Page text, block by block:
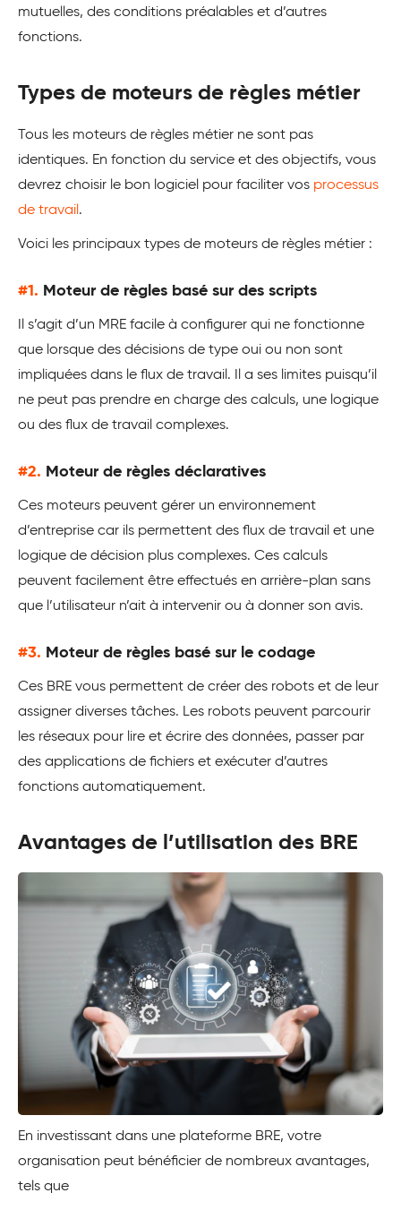
mutuelles, des conditions préalables et d’autres
fonctions.
Types de moteurs de règles métier
Tous les moteurs de règles métier ne sont pas
identiques. En fonction du service et des objectifs, vous
devrez choisir le bon logiciel pour faciliter vos processus
de travail .
Voici les principaux types de moteurs de règles métier :
#1. Moteur de règles basé sur des scripts
Il s’agit d’un MRE facile à configurer qui ne fonctionne
que lorsque des décisions de type oui ou non sont
impliquées dans le flux de travail. Il a ses limites puisqu’il
ne peut pas prendre en charge des calculs, une logique
ou des flux de travail complexes.
#2. Moteur de règles déclaratives
Ces moteurs peuvent gérer un environnement
d’entreprise car ils permettent des flux de travail et une
logique de décision plus complexes. Ces calculs
peuvent facilement être effectués en arrière-plan sans
que l’utilisateur n’ait à intervenir ou à donner son avis.
#3. Moteur de règles basé sur le codage
Ces BRE vous permettent de créer des robots et de leur
assigner diverses tâches. Les robots peuvent parcourir
les réseaux pour lire et écrire des données, passer par
des applications de fichiers et exécuter d’autres
fonctions automatiquement.
Avantages de l’utilisation des BRE
En investissant dans une plateforme BRE, votre
organisation peut bénéficier de nombreux avantages,
tels que